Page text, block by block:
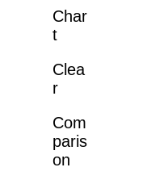
Char
t
Clea
r
Com
paris
on